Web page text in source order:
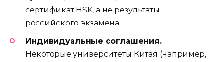
сертификат HSK, а не результаты
российского экзамена.
Индивидуальные соглашения.
Некоторые университеты Китая (например,